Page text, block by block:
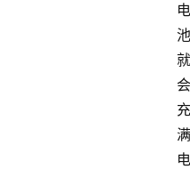
电
池
就
会
充
满
电